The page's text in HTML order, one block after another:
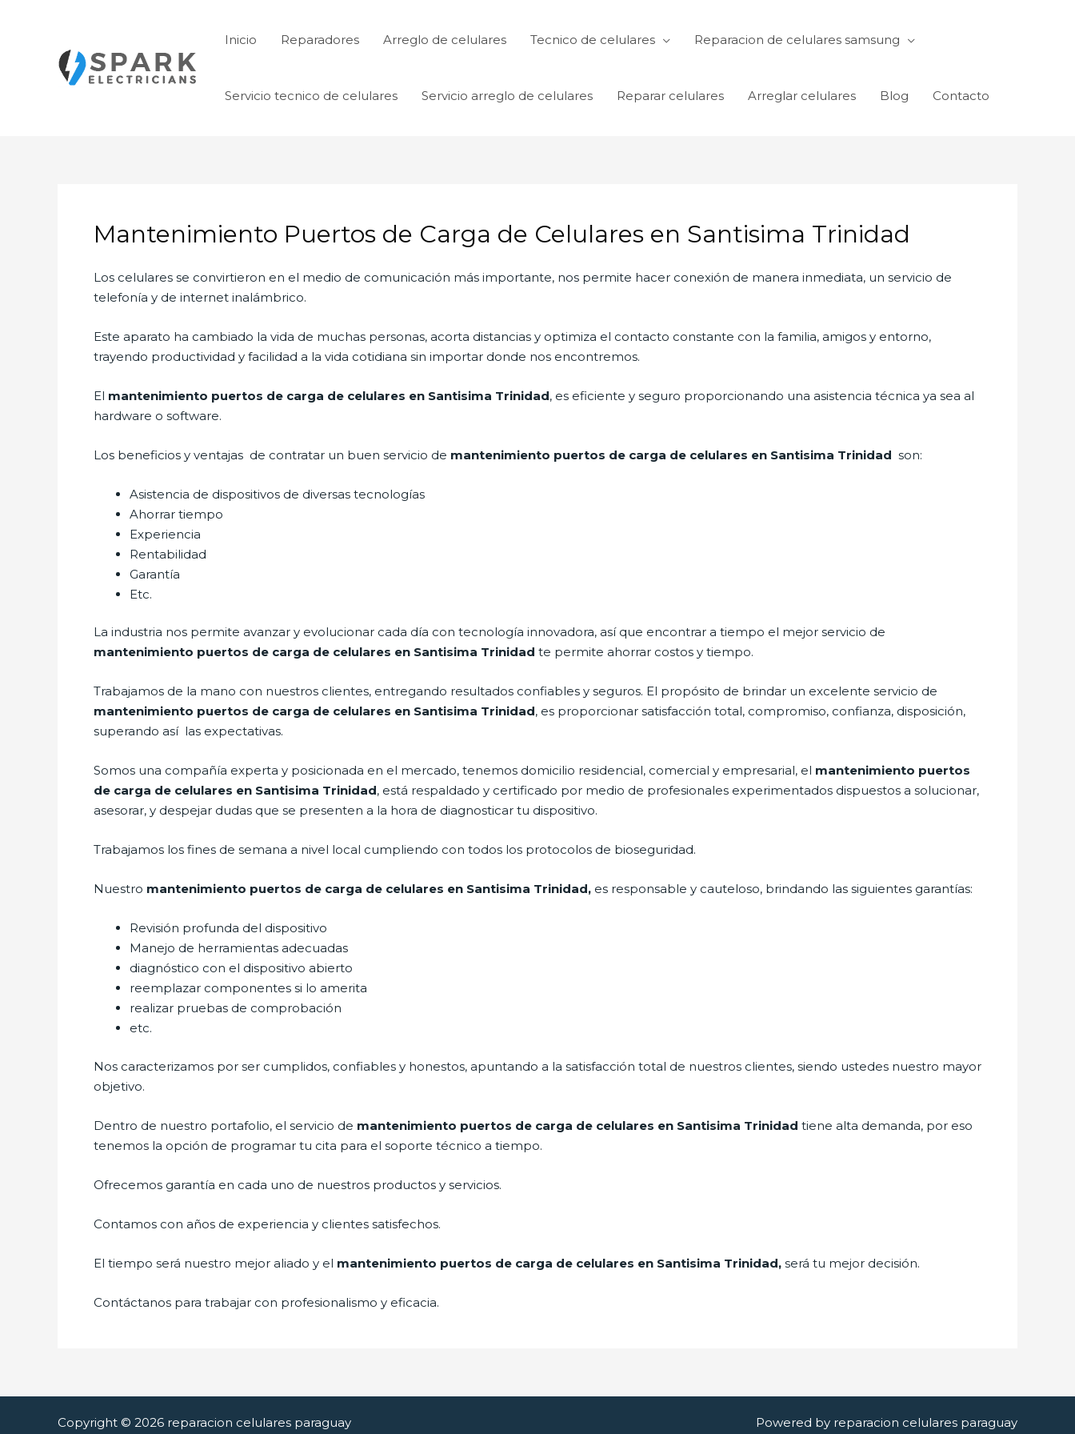
Inicio Reparadores Arreglo de celulares Tecnico de celulares Reparacion de celulares samsung
Servicio tecnico de celulares Servicio arreglo de celulares Reparar celulares Arreglar celulares Blog Contacto
Mantenimiento Puertos de Carga de Celulares en Santisima Trinidad
Los celulares se convirtieron en el medio de comunicación más importante, nos permite hacer conexión de manera inmediata, un servicio de
telefonía y de internet inalámbrico.
Este aparato ha cambiado la vida de muchas personas, acorta distancias y optimiza el contacto constante con la familia, amigos y entorno,
trayendo productividad y facilidad a la vida cotidiana sin importar donde nos encontremos.
El mantenimiento puertos de carga de celulares en Santisima Trinidad, es eficiente y seguro proporcionando una asistencia técnica ya sea al
hardware o software.
Los beneficios y ventajas de contratar un buen servicio de mantenimiento puertos de carga de celulares en Santisima Trinidad son:
Asistencia de dispositivos de diversas tecnologías
Ahorrar tiempo
Experiencia
Rentabilidad
Garantía
Etc.
La industria nos permite avanzar y evolucionar cada día con tecnología innovadora, así que encontrar a tiempo el mejor servicio de
mantenimiento puertos de carga de celulares en Santisima Trinidad te permite ahorrar costos y tiempo.
Trabajamos de la mano con nuestros clientes, entregando resultados confiables y seguros. El propósito de brindar un excelente servicio de
mantenimiento puertos de carga de celulares en Santisima Trinidad, es proporcionar satisfacción total, compromiso, confianza, disposición,
superando así las expectativas.
Somos una compañía experta y posicionada en el mercado, tenemos domicilio residencial, comercial y empresarial, el mantenimiento puertos
de carga de celulares en Santisima Trinidad, está respaldado y certificado por medio de profesionales experimentados dispuestos a solucionar,
asesorar, y despejar dudas que se presenten a la hora de diagnosticar tu dispositivo.
Trabajamos los fines de semana a nivel local cumpliendo con todos los protocolos de bioseguridad.
Nuestro mantenimiento puertos de carga de celulares en Santisima Trinidad, es responsable y cauteloso, brindando las siguientes garantías:
Revisión profunda del dispositivo
Manejo de herramientas adecuadas
diagnóstico con el dispositivo abierto
reemplazar componentes si lo amerita
realizar pruebas de comprobación
etc.
Nos caracterizamos por ser cumplidos, confiables y honestos, apuntando a la satisfacción total de nuestros clientes, siendo ustedes nuestro mayor
objetivo.
Dentro de nuestro portafolio, el servicio de mantenimiento puertos de carga de celulares en Santisima Trinidad tiene alta demanda, por eso
tenemos la opción de programar tu cita para el soporte técnico a tiempo.
Ofrecemos garantía en cada uno de nuestros productos y servicios.
Contamos con años de experiencia y clientes satisfechos.
El tiempo será nuestro mejor aliado y el mantenimiento puertos de carga de celulares en Santisima Trinidad, será tu mejor decisión.
Contáctanos para trabajar con profesionalismo y eficacia.
Copyright © 2026 reparacion celulares paraguay Powered by reparacion celulares paraguay